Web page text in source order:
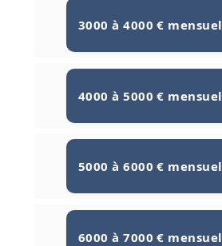
3000 à 4000 € mensuel
4000 à 5000 € mensuel
5000 à 6000 € mensuel
6000 à 7000 € mensuel